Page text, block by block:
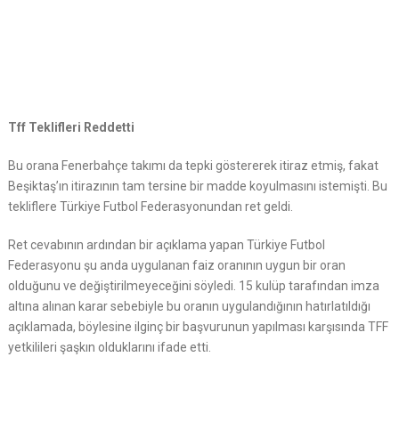
Tff Teklifleri Reddetti
Bu orana Fenerbahçe takımı da tepki göstererek itiraz etmiş, fakat
Beşiktaş’ın itirazının tam tersine bir madde koyulmasını istemişti. Bu
tekliflere Türkiye Futbol Federasyonundan ret geldi.
Ret cevabının ardından bir açıklama yapan Türkiye Futbol
Federasyonu şu anda uygulanan faiz oranının uygun bir oran
olduğunu ve değiştirilmeyeceğini söyledi. 15 kulüp tarafından imza
altına alınan karar sebebiyle bu oranın uygulandığının hatırlatıldığı
açıklamada, böylesine ilginç bir başvurunun yapılması karşısında TFF
yetkilileri şaşkın olduklarını ifade etti.